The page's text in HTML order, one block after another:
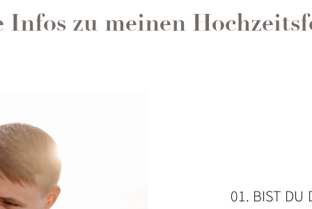
Infos zu meinen
01. BIST DU